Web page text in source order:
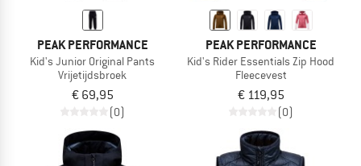
PEAK PERFORMANCE
Kid's Junior Original Pants
Vrijetijdsbroek
€ 69,95
(0)
PEAK PERFORMANCE
Kid's Rider Essentials Zip Hood
Fleecevest
€ 119,95
(0)